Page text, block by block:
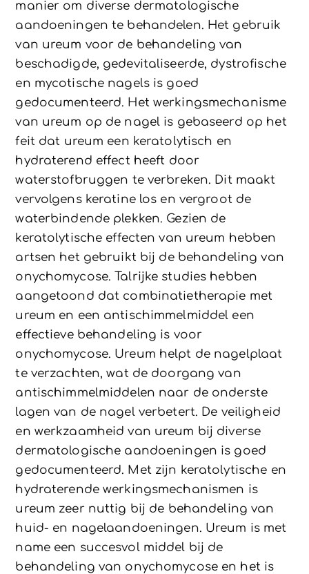
manier om diverse dermatologische
aandoeningen te behandelen. Het gebruik
van ureum voor de behandeling van
beschadigde, gedevitaliseerde, dystrofische
en mycotische nagels is goed
gedocumenteerd. Het werkingsmechanisme
van ureum op de nagel is gebaseerd op het
feit dat ureum een ​​keratolytisch en
hydraterend effect heeft door
waterstofbruggen te verbreken. Dit maakt
vervolgens keratine los en vergroot de
waterbindende plekken. Gezien de
keratolytische effecten van ureum hebben
artsen het gebruikt bij de behandeling van
onychomycose. Talrijke studies hebben
aangetoond dat combinatietherapie met
ureum en een antischimmelmiddel een
effectieve behandeling is voor
onychomycose. Ureum helpt de nagelplaat
te verzachten, wat de doorgang van
antischimmelmiddelen naar de onderste
lagen van de nagel verbetert. De veiligheid
en werkzaamheid van ureum bij diverse
dermatologische aandoeningen is goed
gedocumenteerd. Met zijn keratolytische en
hydraterende werkingsmechanismen is
ureum zeer nuttig bij de behandeling van
huid- en nagelaandoeningen. Ureum is met
name een succesvol middel bij de
behandeling van onychomycose en het is